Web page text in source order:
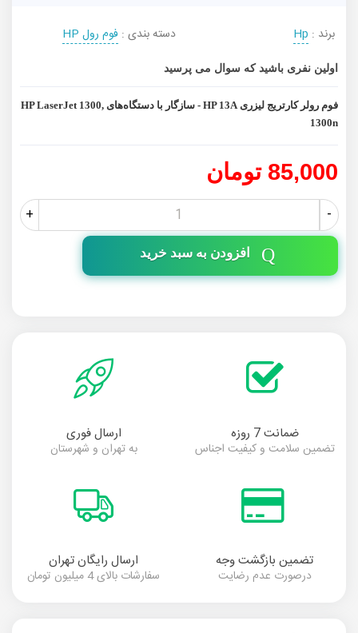
برند : Hp دسته بندی : فوم رول HP
اولین نفری باشید که سوال می پرسید
فوم رولر کارتریج لیزری HP 13A - سازگار با دستگاه‌های HP LaserJet 1300,
1300n
85,000 تومان
-
+
افزودن به سبد خرید
ضمانت 7 روزه
تضمین سلامت و کیفیت اجناس
ارسال فوری
به تهران و شهرستان
تضمین بازگشت وجه
درصورت عدم رضایت
ارسال رایگان تهران
سفارشات بالای 4 میلیون تومان